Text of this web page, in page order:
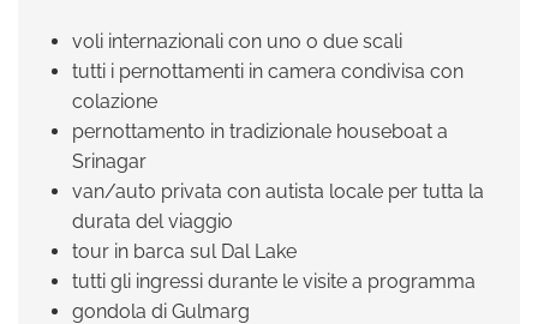
voli internazionali con uno o due scali
tutti i pernottamenti in camera condivisa con
colazione
pernottamento in tradizionale houseboat a
Srinagar
van/auto privata con autista locale per tutta la
durata del viaggio
tour in barca sul Dal Lake
tutti gli ingressi durante le visite a programma
gondola di Gulmarg